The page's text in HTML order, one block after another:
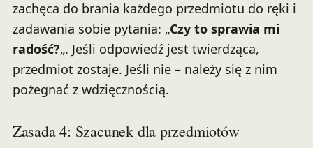
zachęca do brania każdego przedmiotu do ręki i
zadawania sobie pytania: „Czy to sprawia mi
radość?„. Jeśli odpowiedź jest twierdząca,
przedmiot zostaje. Jeśli nie – należy się z nim
pożegnać z wdzięcznością.
Zasada 4: Szacunek dla przedmiotów